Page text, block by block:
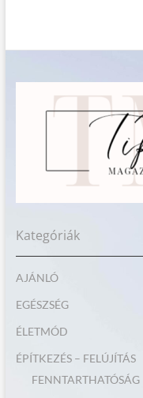
Kategóriák
AJÁNLÓ
EGÉSZSÉG
ÉLETMÓD
ÉPÍTKEZÉS – FELÚJÍTÁS
FENNTARTHATÓSÁG